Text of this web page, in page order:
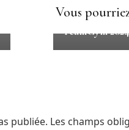
Vous
Résultats
TeamGym 2024
publiée. Les champs